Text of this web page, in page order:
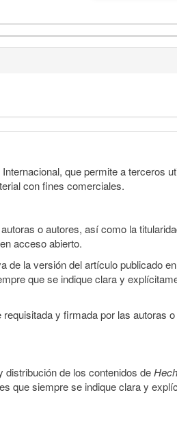
que permite a terceros
con fines comerciales.
o autores, así como la
acceso abierto.
de la versión del artículo publicado en
que se indique clara y
y firmada por las autoras
distribución de los contenidos de
que siempre se indique clara y